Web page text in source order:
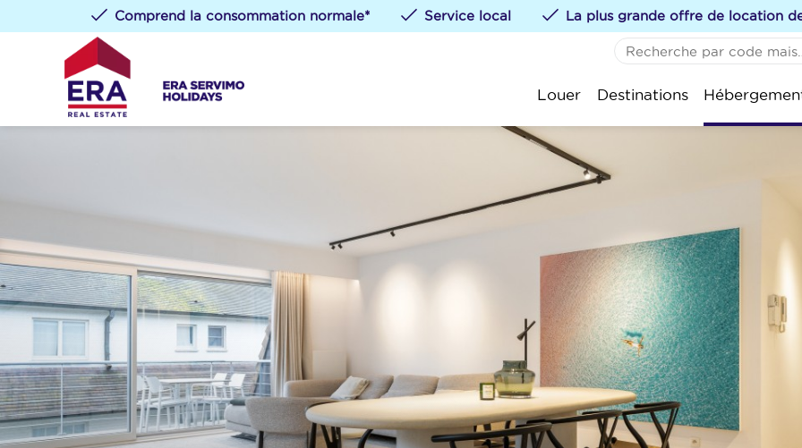
Comprend la consommation normale* Service local La plus grande offre de location
Vous pouvez ajouter
Louer Destinations